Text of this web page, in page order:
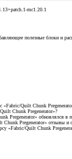
mc1.20.1
полезные блоки и
«Fabric/Quilt Chunk
Chunk Pregenerator»?
Pregenerator» обновлялся в
Chunk Pregenerator» отзывы и
«Fabric/Quilt Chunk